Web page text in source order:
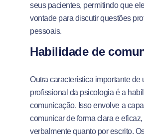
seus pacientes, permitindo que
vontade para discutir questões
pessoais.
Habilidade de
Outra característica importante de
profissional da psicologia é a
comunicação. Isso envolve a
comunicar de forma clara e eficaz,
verbalmente quanto por escrito.